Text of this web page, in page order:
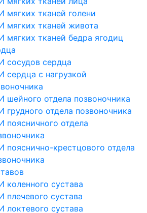
мягких тканей голени
мягких тканей живота
мягких тканей бедра ягодиц
сосудов сердца
сердца с нагрузкой
шейного отдела позвоночника
грудного отдела позвоночника
поясничного отдела
пояснично-крестцового отдела
коленного сустава
плечевого сустава
локтевого сустава